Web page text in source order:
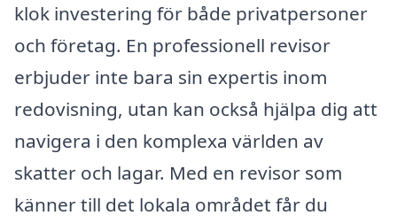
klok investering för både privatpersoner
och företag. En professionell revisor
erbjuder inte bara sin expertis inom
redovisning, utan kan också hjälpa dig att
navigera i den komplexa världen av
skatter och lagar. Med en revisor som
känner till det lokala området får du